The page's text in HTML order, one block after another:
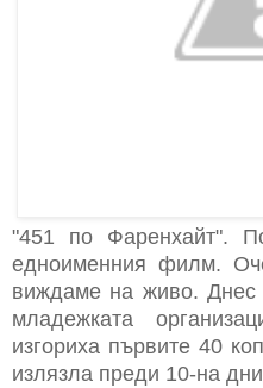
"451 по Фаренхайт".
едноименния филм.
виждаме на живо. Днес
младежката
изгориха първите 40
излязла преди 10-на